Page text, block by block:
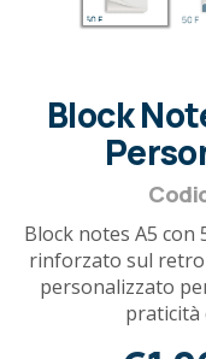
Block
Block notes A5
rinforzato sul retro
personalizzato
praticità